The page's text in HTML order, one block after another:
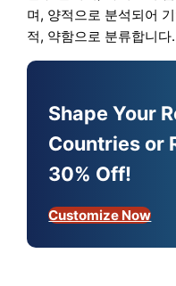
며, 양적으로 분석되어
적, 약함으로 분류합니다.
Shape Your
Countries or
30% Off!
Customize Now